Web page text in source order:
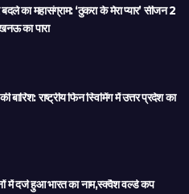
का महासंग्राम: ‘ठुकरा के मेरा प्यार’ सीजन 2
का पारा
बारिश: राष्ट्रीय फिन स्विमिंग में उत्तर प्रदेश का
में दर्ज हुआ भारत का नाम,स्क्वैश वर्ल्ड कप